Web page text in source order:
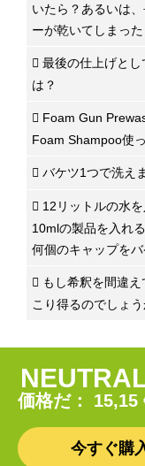
いたら？あるいは
ーが乾いてしまっ
最後の仕上げと
は？
Foam Gun
Foam Shampoo使
バケツ1つで洗え
12リットルの水
10mlの製品を入れ
何個のキャップを
もし希釈を間違
こり得るのでしょう
価格だ： 15,15
今すぐ購